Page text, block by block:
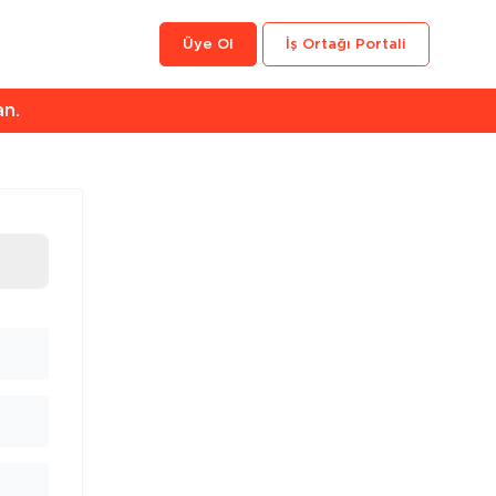
İş Ortağı Portali
Üye Ol